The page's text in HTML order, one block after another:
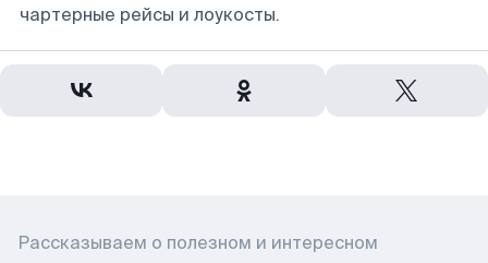
чартерные рейсы и лоукосты.
Рассказываем о полезном и интересном